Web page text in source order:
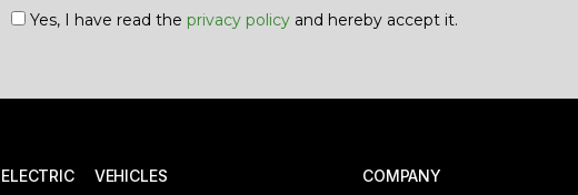
Yes, I have read the privacy policy and hereby accept it.
ELECTRIC VEHICLES COMPANY